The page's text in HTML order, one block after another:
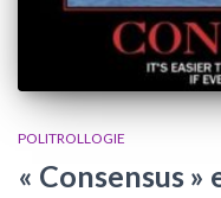
POLITROLLOGIE
« Consensus